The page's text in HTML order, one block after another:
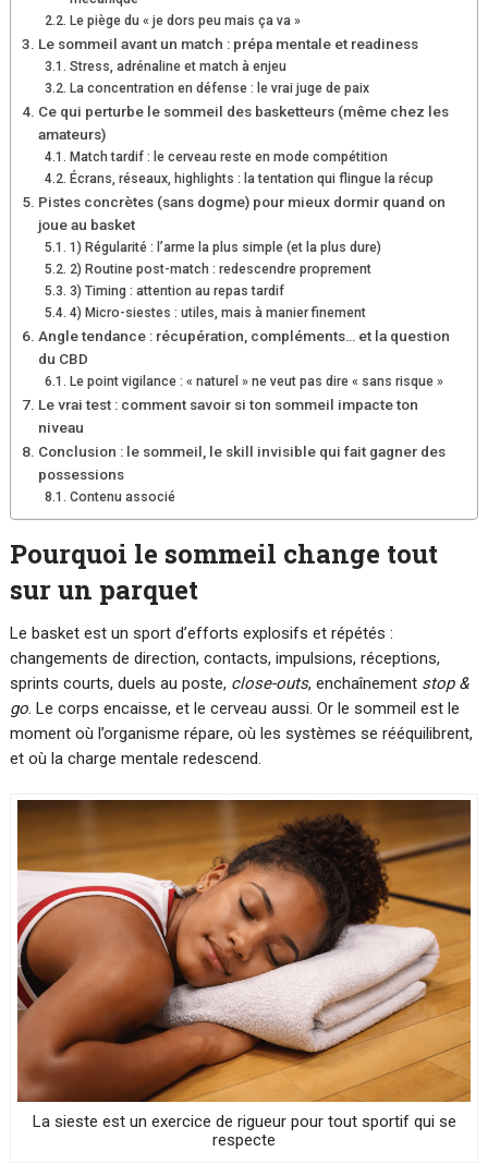
Le piège du « je dors peu mais ça va »
Le sommeil avant un match : prépa mentale et readiness
Stress, adrénaline et match à enjeu
La concentration en défense : le vrai juge de paix
Ce qui perturbe le sommeil des basketteurs (même chez les
amateurs)
Match tardif : le cerveau reste en mode compétition
Écrans, réseaux, highlights : la tentation qui flingue la récup
Pistes concrètes (sans dogme) pour mieux dormir quand on
joue au basket
1) Régularité : l’arme la plus simple (et la plus dure)
2) Routine post-match : redescendre proprement
3) Timing : attention au repas tardif
4) Micro-siestes : utiles, mais à manier finement
Angle tendance : récupération, compléments… et la question
du CBD
Le point vigilance : « naturel » ne veut pas dire « sans risque »
Le vrai test : comment savoir si ton sommeil impacte ton
niveau
Conclusion : le sommeil, le skill invisible qui fait gagner des
possessions
Contenu associé
Pourquoi le sommeil change tout
sur un parquet
Le basket est un sport d’efforts explosifs et répétés :
changements de direction, contacts, impulsions, réceptions,
sprints courts, duels au poste, close-outs, enchaînement stop &
go. Le corps encaisse, et le cerveau aussi. Or le sommeil est le
moment où l’organisme répare, où les systèmes se rééquilibrent,
et où la charge mentale redescend.
La sieste est un exercice de rigueur pour tout sportif qui se
respecte